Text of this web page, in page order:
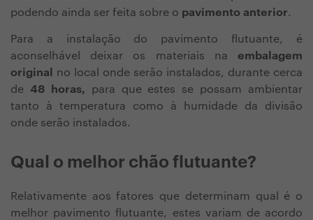
podendo ainda ser feita sobre o pavimento anterior.
Para a instalação do pavimento flutuante, é
aconselhável deixar os materiais na embalagem
original no local onde serão instalados, durante cerca
de 48 horas, para que estes se possam ambientar
tanto à temperatura como à humidade da divisão
onde serão instalados.
Qual o melhor chão flutuante?
Relativamente aos fatores que determinam qual é o
melhor pavimento flutuante, estes variam de acordo